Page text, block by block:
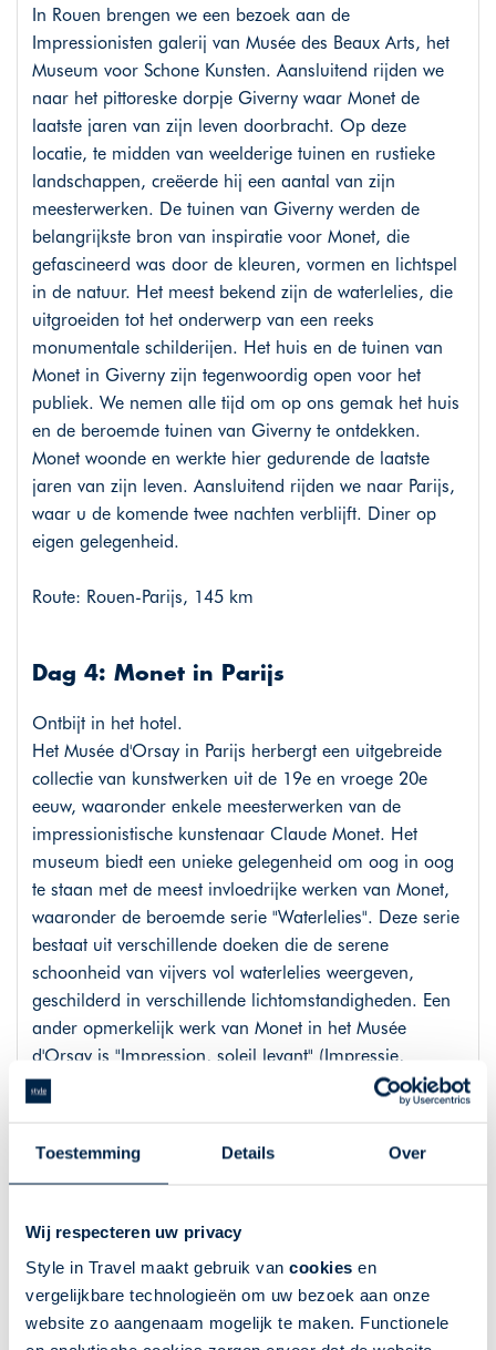
Toestemming Details Over
Wij respecteren uw privacy
Style in Travel maakt gebruik van cookies en
vergelijkbare technologieën om uw bezoek aan onze
website zo aangenaam mogelijk te maken. Functionele
In Rouen brengen we een bezoek aan de
Impressionisten galerij van Musée des Beaux Arts, het
Museum voor Schone Kunsten. Aansluitend rijden we
naar het pittoreske dorpje Giverny waar Monet de
laatste jaren van zijn leven doorbracht. Op deze
locatie, te midden van weelderige tuinen en rustieke
landschappen, creëerde hij een aantal van zijn
meesterwerken. De tuinen van Giverny werden de
belangrijkste bron van inspiratie voor Monet, die
gefascineerd was door de kleuren, vormen en lichtspel
in de natuur. Het meest bekend zijn de waterlelies, die
uitgroeiden tot het onderwerp van een reeks
monumentale schilderijen. Het huis en de tuinen van
Monet in Giverny zijn tegenwoordig open voor het
publiek. We nemen alle tijd om op ons gemak het huis
en de beroemde tuinen van Giverny te ontdekken.
Monet woonde en werkte hier gedurende de laatste
jaren van zijn leven. Aansluitend rijden we naar Parijs,
waar u de komende twee nachten verblijft. Diner op
eigen gelegenheid.
Route: Rouen-Parijs, 145 km
Dag 4: Monet in Parijs
Ontbijt in het hotel.
Het Musée d'Orsay in Parijs herbergt een uitgebreide
collectie van kunstwerken uit de 19e en vroege 20e
eeuw, waaronder enkele meesterwerken van de
impressionistische kunstenaar Claude Monet. Het
museum biedt een unieke gelegenheid om oog in oog
te staan met de meest invloedrijke werken van Monet,
waaronder de beroemde serie "Waterlelies". Deze serie
bestaat uit verschillende doeken die de serene
schoonheid van vijvers vol waterlelies weergeven,
geschilderd in verschillende lichtomstandigheden. Een
ander opmerkelijk werk van Monet in het Musée
d'Orsay is "Impression, soleil levant" (Impressie,
opkomende zon). Een belangrijk werk, want het gaf de
naam aan de hele impressionistische beweging. We
l'Orangerie. Dit museum staat vooral bekend om zijn
impressionistische kunstwerken. Een van de meest
kamers op de begane grond, die speciaal zijn
ontworpen om Claude Monet's beroemde waterlelie
schilderijen ("Nymphéas,") te huisvesten. De manier